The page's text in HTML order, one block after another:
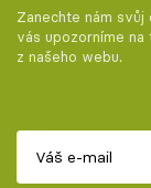
Zanechte nám
vás upozorníme
z našeho webu.